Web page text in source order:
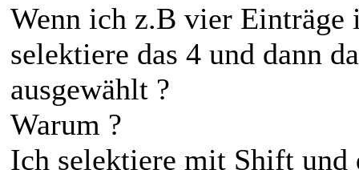
Wenn ich z.B vier
selektiere das 4 und dann
ausgewählt ?
Warum ?
Ich selektiere mit Shift